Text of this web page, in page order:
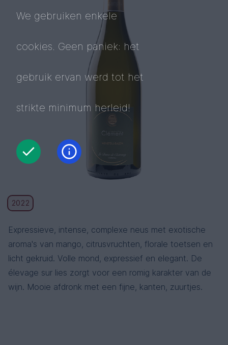
2022
Expressieve, intense, complexe neus met exotische
aroma's van mango, citrusvruchten, florale toetsen en
licht gekruid. Volle mond, expressief en elegant. De
élevage sur lies zorgt voor een romig karakter van de
wijn. Mooie afdronk met een fijne, kanten, zuurtjes.
We gebruiken enkele
cookies. Geen paniek: het
gebruik ervan werd tot het
strikte minimum herleid!